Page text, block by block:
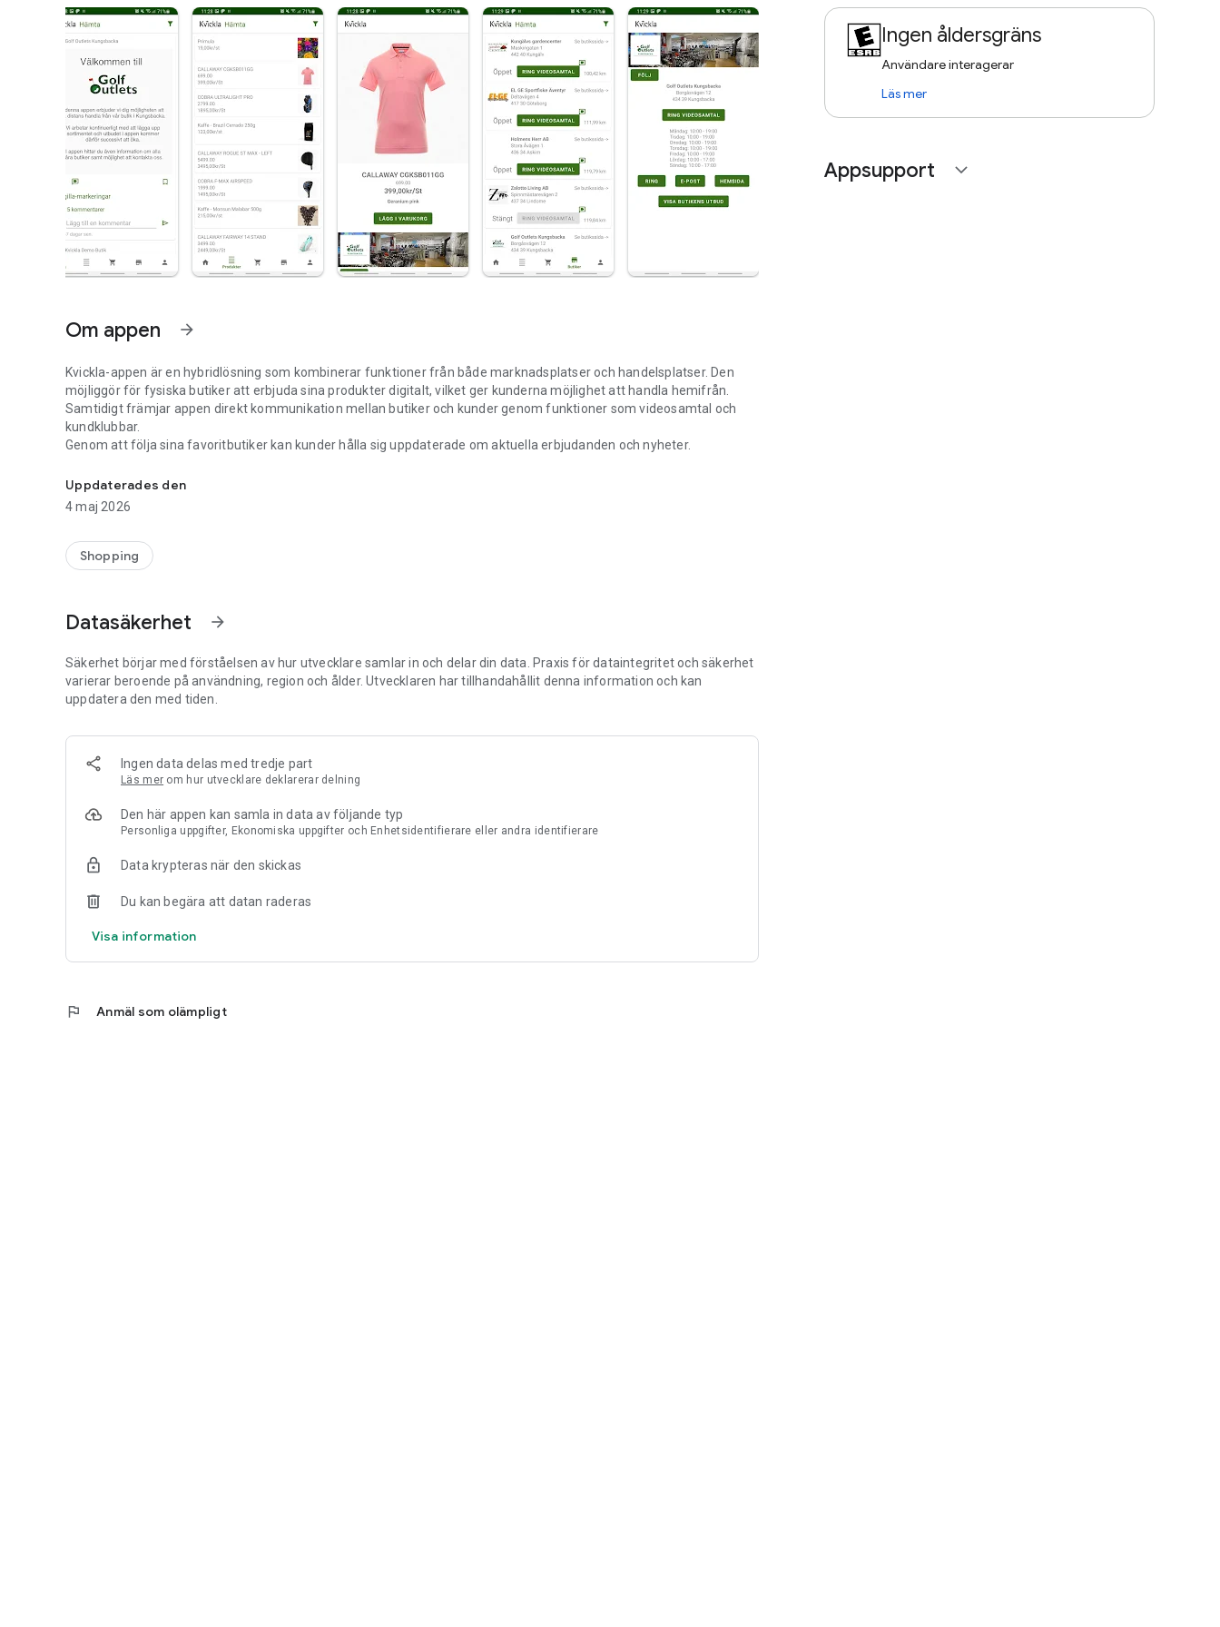
Om appen arrow_forward
Kvickla-appen är en hybridlösning som kombinerar funktioner från både marknadsplatser och handelsplatser. Den
möjliggör för fysiska butiker att erbjuda sina produkter digitalt, vilket ger kunderna möjlighet att handla hemifrån.
Samtidigt främjar appen direkt kommunikation mellan butiker och kunder genom funktioner som videosamtal och
kundklubbar.
Genom att följa sina favoritbutiker kan kunder hålla sig uppdaterade om aktuella erbjudanden och nyheter.
Uppdaterades den
4 maj 2026
Shopping
Datasäkerhet arrow_forward
Säkerhet börjar med förståelsen av hur utvecklare samlar in och delar din data. Praxis för dataintegritet och säkerhet
varierar beroende på användning, region och ålder. Utvecklaren har tillhandahållit denna information och kan
uppdatera den med tiden.
Ingen data delas med tredje part
Läs mer om hur utvecklare deklarerar delning
Den här appen kan samla in data av följande typ
Personliga uppgifter, Ekonomiska uppgifter och Enhetsidentifierare eller andra identifierare
Data krypteras när den skickas
Du kan begära att datan raderas
Visa information
flag Anmäl som olämpligt
Ingen åldersgräns
Användare interagerar
Läs mer
Appsupport expand_more